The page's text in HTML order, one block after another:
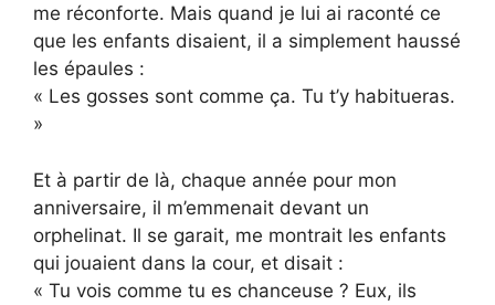
me réconforte. Mais quand je lui ai raconté ce
que les enfants disaient, il a simplement haussé
les épaules :
« Les gosses sont comme ça. Tu t’y habitueras.
»
Et à partir de là, chaque année pour mon
anniversaire, il m’emmenait devant un
orphelinat. Il se garait, me montrait les enfants
qui jouaient dans la cour, et disait :
« Tu vois comme tu es chanceuse ? Eux, ils